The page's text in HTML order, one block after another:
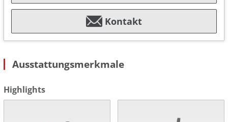
Kontakt
Ausstattungsmerkmale
Highlights